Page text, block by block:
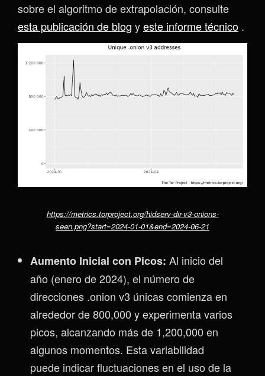
sobre el algoritmo de extrapolación, consulte
esta publicación de blog yeste informe técnico .
https://metrics.torproject.org/hidserv-dir-v3-onions-
seen.png?start=2024-01-01&end=2024-06-21
Aumento Inicial con Picos: Al inicio del
año (enero de 2024), el número de
direcciones .onion v3 únicas comienza en
alrededor de 800,000 y experimenta varios
picos, alcanzando más de 1,200,000 en
algunos momentos. Esta variabilidad
puede indicar fluctuaciones en el uso de la